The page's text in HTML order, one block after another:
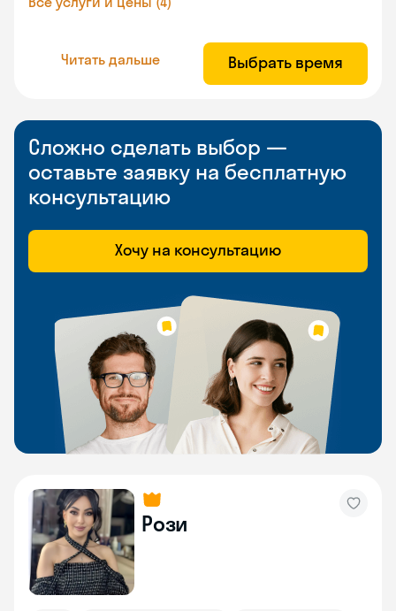
Читать дальше Выбрать время
Сложно сделать выбор —
оставьте заявку на бесплатную
консультацию
Хочу на консультацию
Рози